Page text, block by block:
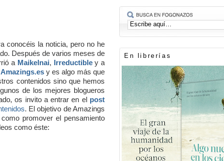
conocéis la noticia, pero no he
Después de varios meses de
a Maikelnai, Irreductibley a
Amazings.esy es algo más que
contenidos sino que hemos
de los mejores blogueros
os invito a entrar en el post
. El objetivo de Amazings
promover el pensamiento
como éste:
En librerías